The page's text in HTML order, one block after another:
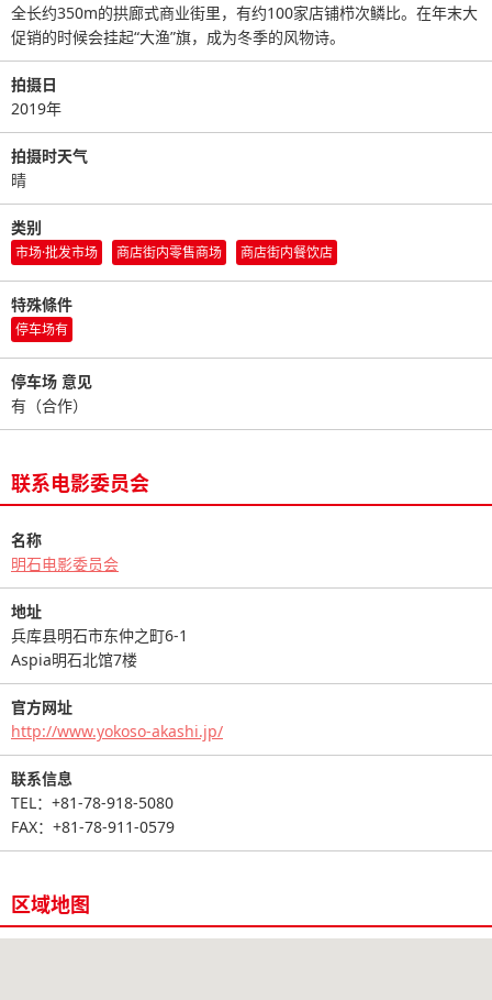
全长约350m的拱廊式商业街里，有约100家店铺栉次鳞比。在年末大
促销的时候会挂起“大渔”旗，成为冬季的风物诗。
拍摄日
2019年
拍摄时天气
晴
类别
市场·批发市场 商店街内零售商场 商店街内餐饮店
特殊條件
停车场有
停车场 意见
有（合作）
联系电影委员会
名称
明石电影委员会
地址
兵库县明石市东仲之町6-1
Aspia明石北馆7楼
官方网址
http://www.yokoso-akashi.jp/
联系信息
TEL：+81-78-918-5080
FAX：+81-78-911-0579
区域地图